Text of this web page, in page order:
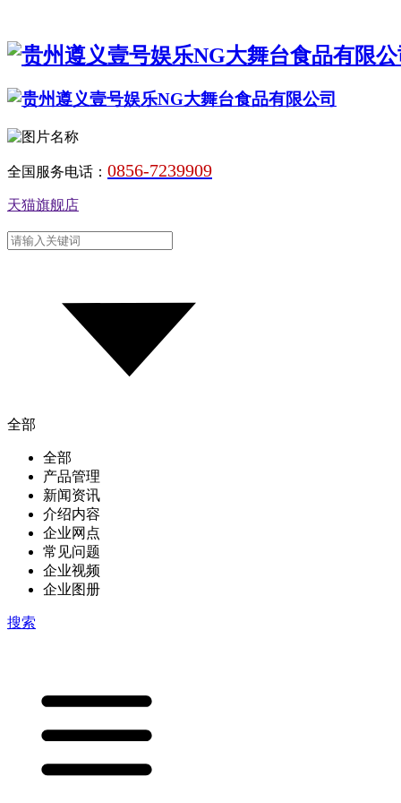
全国服务电话： 0856-7239909
天猫旗舰店
全部
全部
产品管理
新闻资讯
介绍内容
企业网点
常见问题
企业视频
企业图册
搜索